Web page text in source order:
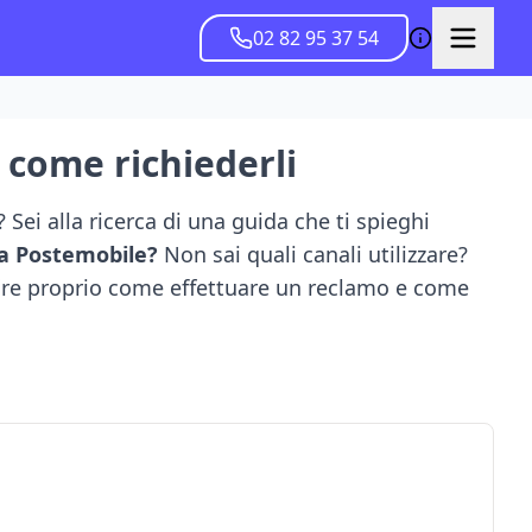
02 82 95 37 54
richiederli
alla ricerca di una guida che ti spieghi
Postemobile? Non sai quali canali utilizzare?
proprio come effettuare un reclamo e come